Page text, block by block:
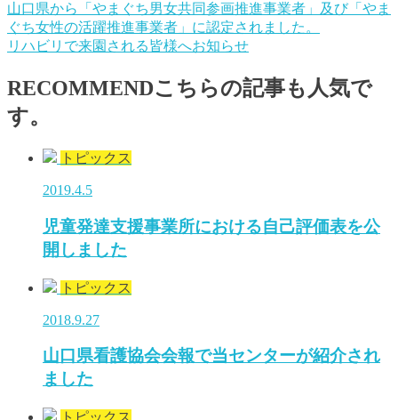
山口県から「やまぐち男女共同参画推進事業者」及び「やま
ぐち女性の活躍推進事業者」に認定されました。
リハビリで来園される皆様へお知らせ
RECOMMENDこちらの記事も人気で
す。
トピックス
2019.4.5
児童発達支援事業所における自己評価表を公
開しました
トピックス
2018.9.27
山口県看護協会会報で当センターが紹介され
ました
トピックス